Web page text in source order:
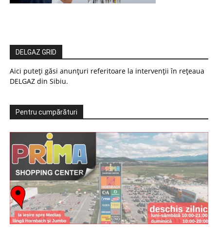
DELGAZ GRID
Aici puteți găsi anunțuri referitoare la intervenții în rețeaua
DELGAZ din Sibiu.
Pentru cumpărături